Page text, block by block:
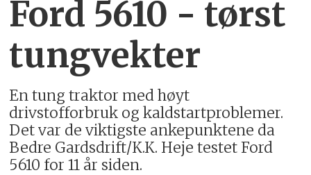
Ford 5610 - tørst
tungvekter
En tung traktor med høyt
drivstofforbruk og kaldstartproblemer.
Det var de viktigste ankepunktene da
Bedre Gardsdrift/K.K. Heje testet Ford
5610 for 11 år siden.